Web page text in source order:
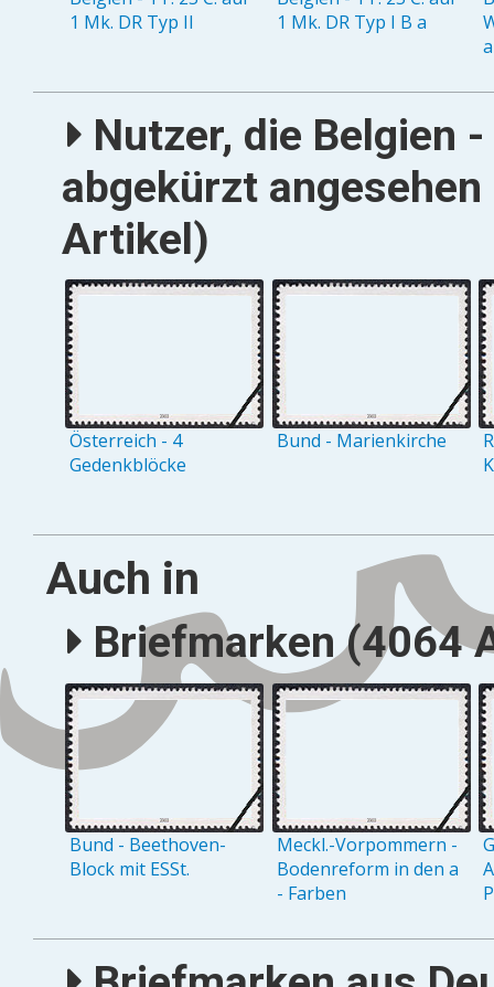
1 Mk. DR Typ II
1 Mk. DR Typ I B a
Nutzer, die Belgien
abgekürzt
Artikel)
Österreich - 4
Gedenkblöcke
Bund - Marienkirche
Auch in
Briefmarken (4064
Bund - Beethoven-
Block mit ESSt.
Meckl.-Vorpommern -
Bodenreform in den a
- Farben